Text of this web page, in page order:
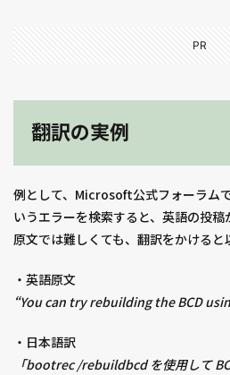
PR
翻訳の実例
例として、Microsoft公式フォーラム
いうエラーを検索すると、英語の投稿
原文では難しくても、翻訳をかけると
・英語原文
“You can try rebuilding the BCD
・日本語訳
「bootrec /rebuildbcd を使用して